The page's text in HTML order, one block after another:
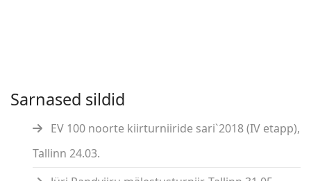
Sarnased sildid
EV 100 noorte kiirturniiride sari`2018 (IV etapp),
Tallinn 24.03.